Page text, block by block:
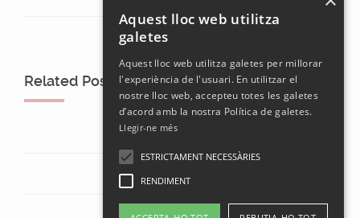
Related Posts
Aquest lloc web utilitza
galetes
Aquest lloc web utilitza galetes per millorar
l'experiència de l'usuari. En utilitzar el
nostre lloc web, accepteu totes les galetes
d’acord amb la nostra Política de galetes.
Llegir-ne més
ESTRICTAMENT NECESSÀRIES
RENDIMENT